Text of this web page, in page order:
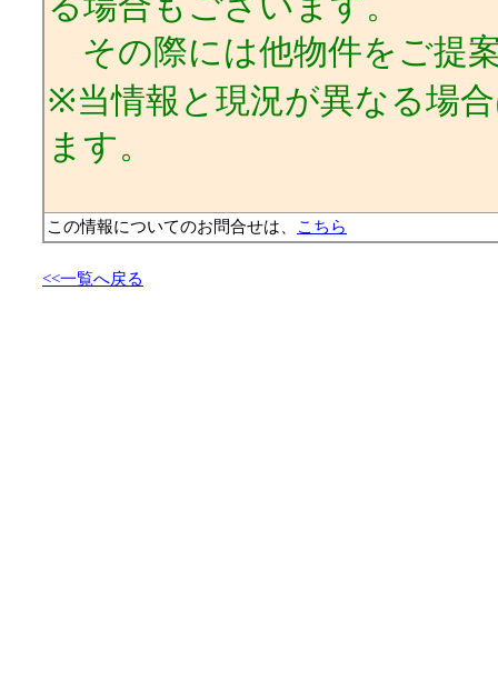
その際には他物件をご提
※当情報と現況が異なる場
ます。
この情報についてのお問合せは、 こちら
<<一覧へ戻る